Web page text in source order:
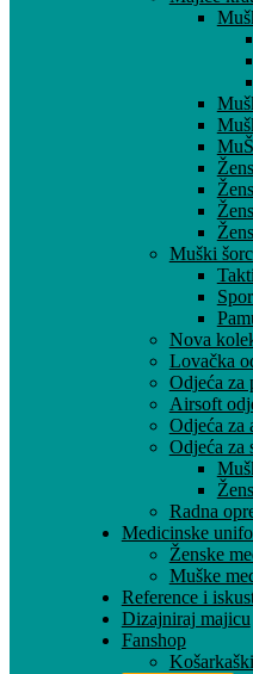
Muški
Nova
Lovačka
Odjeća za
Airsoft
Odjeća za
Odjeća za
Radna
Medicinske
Ženske
Muške
Reference i
Dizajniraj majicu
Fanshop